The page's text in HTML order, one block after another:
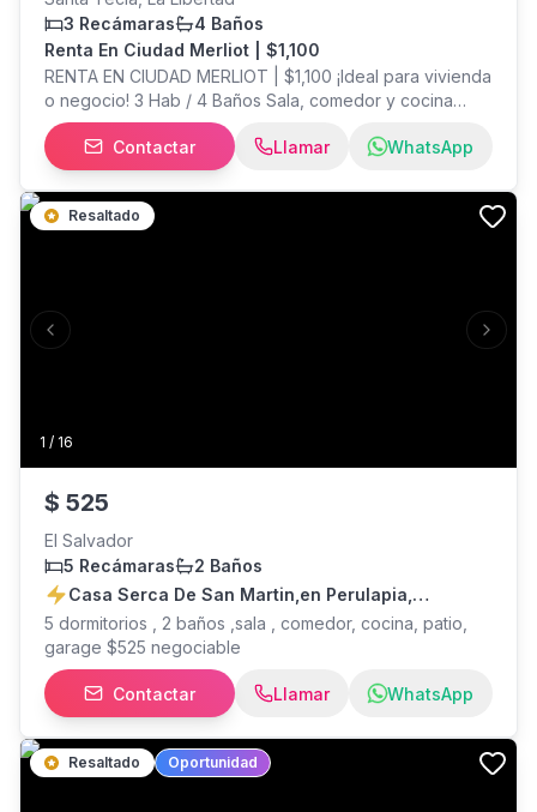
3 Recámaras
4 Baños
Renta En Ciudad Merliot | $1,100
RENTA EN CIUDAD MERLIOT | $1,100 ¡Ideal para vivienda
o negocio! 3 Hab / 4 Baños Sala, comedor y cocina
amplios Parqueo para 2 o 4 carros (ideal negocio)
Cisterna grande, patio y área de servicio $1,100
mensuales + depósito Visitas (Previa cita): Lu-Vi
después de las 5:30 p.m. / Sáb y Dom todo el día.
Contactar Llamar WhatsApp
1 / 16
Previous slide Next
Resaltado
$ 525
El Salvador
5 Recámaras
2 Baños
Casa Serca De San Martin,en Perulapia,
Accesiblea, A Una Cuadra De La Iglesia Catolica
Y El Parque
5 dormitorios , 2 baños ,sala , comedor, cocina, patio,
garage $525 negociable
Contactar Llamar WhatsApp
Resaltado Oportunidad